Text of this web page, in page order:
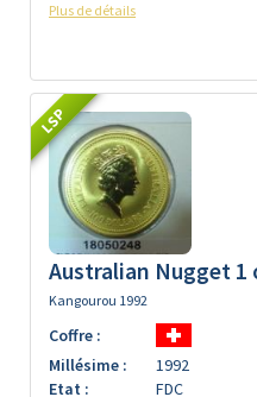
Plus de détails
LSP
Australian Nugget 1
Kangourou 1992
Coffre :
Millésime :
1992
Etat :
FDC